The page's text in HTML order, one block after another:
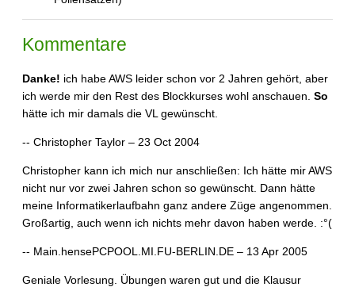
Kommentare
Danke! ich habe AWS leider schon vor 2 Jahren gehört, aber
ich werde mir den Rest des Blockkurses wohl anschauen. So
hätte ich mir damals die VL gewünscht.
-- Christopher Taylor – 23 Oct 2004
Christopher kann ich mich nur anschließen: Ich hätte mir AWS
nicht nur vor zwei Jahren schon so gewünscht. Dann hätte
meine Informatikerlaufbahn ganz andere Züge angenommen.
Großartig, auch wenn ich nichts mehr davon haben werde. :°(
-- Main.hensePCPOOL.MI.FU-BERLIN.DE – 13 Apr 2005
Geniale Vorlesung. Übungen waren gut und die Klausur